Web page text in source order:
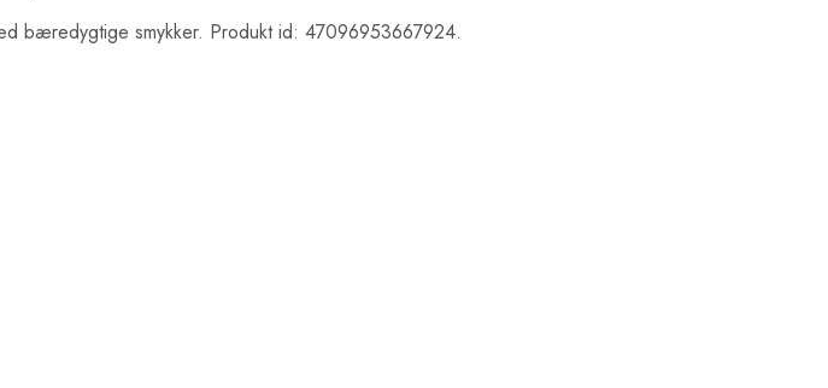
bæredygtige smykker. Produkt id: 47096953667924.